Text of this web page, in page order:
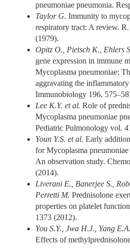
pneumoniae pneumonia.
Taylor G. Immunity to
respiratory tract: A review.
(1979).
Opitz O., Pietsch K., Ehlers
gene expression in immune
Mycoplasma pneumoniae:
aggravating the inflammatory
Immunobiology 196,
Lee K.Y. et al. Role of
Mycoplasma pneumoniae
Pediatric Pulmonology vol.
Youn Y.S. et al. Early
for Mycoplasma
An observation study.
(2014).
Liverani E., Banerjee S.,
Perretti M. Prednisolone
properties on platelet
1373 (2012).
You S.Y., Jwa H.J., Yang
Effects of